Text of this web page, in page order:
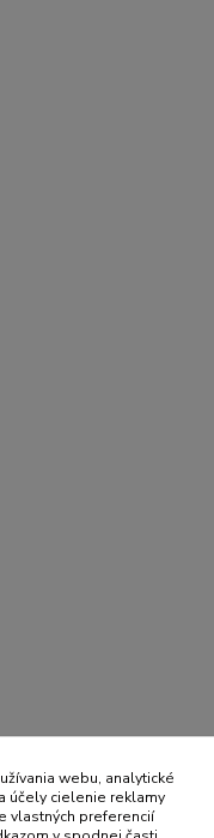
webu, analytické
účely cielenie reklamy
vlastných preferencií